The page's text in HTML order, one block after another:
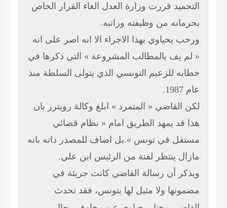
قررت وزارة العدل الغاء القرار الخاص
من وظيفته وراتبه.
بهذا الاجراء الا انه اصر على انه
بالمطالب المشروعة » التي ذكرها في
التونسي الذي يتولى السلطة منذ
« المتمرد » ابلغ وكالة رويترز بان
يمهد الطريق امام « نظام قضائي
في تونس ».بل اضاف للمصدر ذاته بانه
لفتة من الرئيس ابن علي.
رسالة القاضي كانت جريئة في
ولا مثيل لها بتونس،فقد تحدث